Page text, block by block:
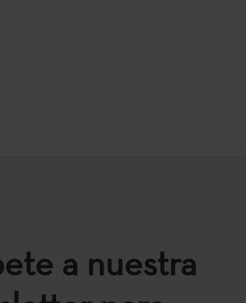
a nuestra